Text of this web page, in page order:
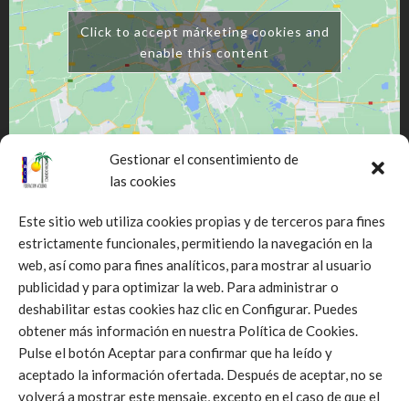
Gestionar el consentimiento de
las cookies
Este sitio web utiliza cookies propias y de terceros para fines
estrictamente funcionales, permitiendo la navegación en la
web, así como para fines analíticos, para mostrar al usuario
publicidad y para optimizar la web. Para administrar o
deshabilitar estas cookies haz clic en Configurar. Puedes
obtener más información en nuestra Política de Cookies.
Pulse el botón Aceptar para confirmar que ha leído y
aceptado la información ofertada. Después de aceptar, no se
volverá a mostrar este mensaje, excepto en el caso de que el
Click to accept márketing cookies and
enable this content
Click to accept márketing cookies and
enable this content